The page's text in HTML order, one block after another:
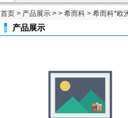
首页 > 产品展示 > > 希而科 > 希而科*欧
产品展示